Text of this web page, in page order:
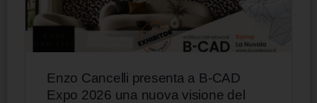
Enzo Cancelli presenta a B-CAD
Expo 2026 una nuova visione del